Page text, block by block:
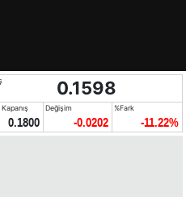
0.1598
0.1800
Değişim
-0.0202
%Fark
-11.22%